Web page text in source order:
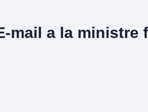
mail a la ministre